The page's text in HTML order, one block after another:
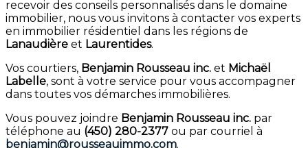
recevoir des conseils personnalisés dans le domaine
immobilier, nous vous invitons à contacter vos experts
en immobilier résidentiel dans les régions de
Lanaudière et Laurentides.
Vos courtiers, Benjamin Rousseau inc. et Michaël
Labelle, sont à votre service pour vous accompagner
dans toutes vos démarches immobilières.
Vous pouvez joindre Benjamin Rousseau inc. par
téléphone au (450) 280-2377 ou par courriel à
benjamin@rousseauimmo.com.